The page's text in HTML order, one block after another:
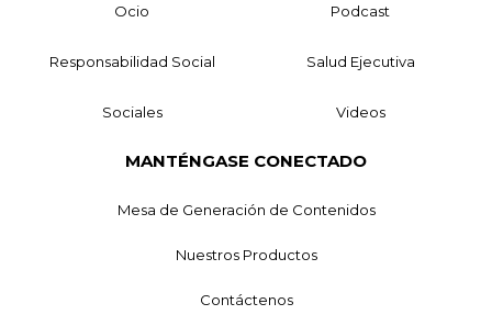
Ocio Podcast
Responsabilidad Social Salud Ejecutiva
Sociales Videos
MANTÉNGASE CONECTADO
Mesa de Generación de Contenidos
Nuestros Productos
Contáctenos